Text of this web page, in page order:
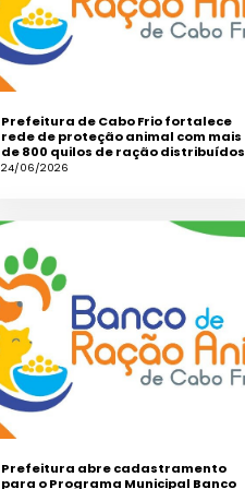
Prefeitura de Cabo Frio fortalece
rede de proteção animal com mais
de 800 quilos de ração distribuídos
24/06/2026
Prefeitura abre cadastramento
para o Programa Municipal Banco